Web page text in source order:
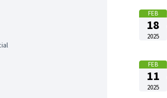
FEB
18
2025
FEB
11
2025